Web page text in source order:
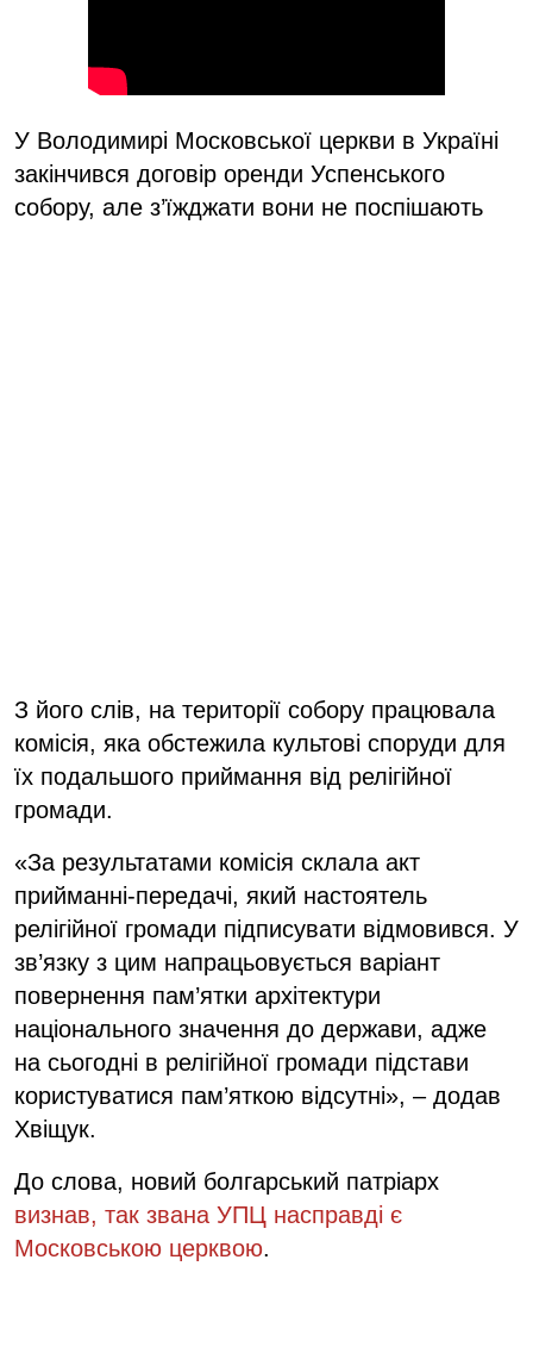
У Володимирі Московської церкви в Україні
закінчився договір оренди Успенського
собору, але з’їжджати вони не поспішають
З його слів, на території собору працювала
комісія, яка обстежила культові споруди для
їх подальшого приймання від релігійної
громади.
«За результатами комісія склала акт
прийманні-передачі, який настоятель
релігійної громади підписувати відмовився. У
зв’язку з цим напрацьовується варіант
повернення пам’ятки архітектури
національного значення до держави, адже
на сьогодні в релігійної громади підстави
користуватися пам’яткою відсутні», – додав
Хвіщук.
До слова, новий болгарський патріарх
визнав, так звана УПЦ насправді є
Московською церквою.